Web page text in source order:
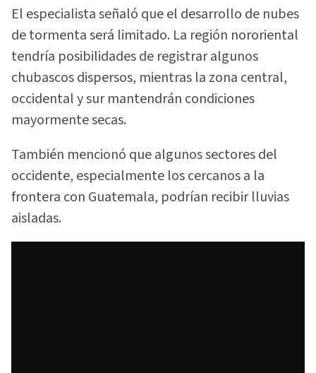
El especialista señaló que el desarrollo de nubes
de tormenta será limitado. La región nororiental
tendría posibilidades de registrar algunos
chubascos dispersos, mientras la zona central,
occidental y sur mantendrán condiciones
mayormente secas.
También mencionó que algunos sectores del
occidente, especialmente los cercanos a la
frontera con Guatemala, podrían recibir lluvias
aisladas.